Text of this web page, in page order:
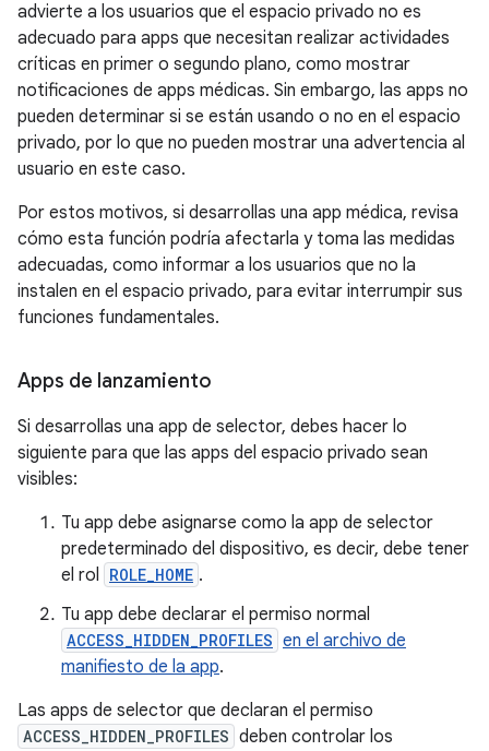
advierte a los usuarios que el espacio privado no es
adecuado para apps que necesitan realizar actividades
críticas en primer o segundo plano, como mostrar
notificaciones de apps médicas. Sin embargo, las apps no
pueden determinar si se están usando o no en el espacio
privado, por lo que no pueden mostrar una advertencia al
usuario en este caso.
Por estos motivos, si desarrollas una app médica, revisa
cómo esta función podría afectarla y toma las medidas
adecuadas, como informar a los usuarios que no la
instalen en el espacio privado, para evitar interrumpir sus
funciones fundamentales.
Apps de lanzamiento
Si desarrollas una app de selector, debes hacer lo
siguiente para que las apps del espacio privado sean
visibles:
Tu app debe asignarse como la app de selector
predeterminado del dispositivo, es decir, debe tener
el rol ROLE_HOME .
Tu app debe declarar el permiso normal
ACCESS_HIDDEN_PROFILES en el archivo de
manifiesto de la app.
Las apps de selector que declaran el permiso
ACCESS_HIDDEN_PROFILES deben controlar los